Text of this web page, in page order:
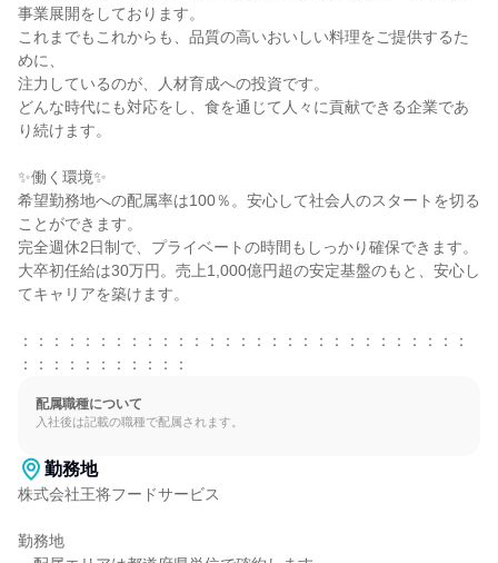
事業展開をしております。
これまでもこれからも、品質の高いおいしい料理をご提供するた
めに、
注力しているのが、人材育成への投資です。
どんな時代にも対応をし、食を通じて人々に貢献できる企業であ
り続けます。
✨働く環境✨
希望勤務地への配属率は100％。安心して社会人のスタートを切る
ことができます。
完全週休2日制で、プライベートの時間もしっかり確保できます。
大卒初任給は30万円。売上1,000億円超の安定基盤のもと、安心し
てキャリアを築けます。
：：：：：：：：：：：：：：：：：：：：：：：：：：：：：
：：：：：：：：：：：
配属職種について
入社後は記載の職種で配属されます。
勤務地
株式会社王将フードサービス
勤務地